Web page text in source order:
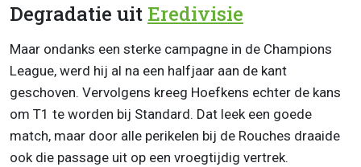
Degradatie uit Eredivisie
Maar ondanks een sterke campagne in de Champions
League, werd hij al na een halfjaar aan de kant
geschoven. Vervolgens kreeg Hoefkens echter de kans
om T1 te worden bij Standard. Dat leek een goede
match, maar door alle perikelen bij de Rouches draaide
ook die passage uit op een vroegtijdig vertrek.